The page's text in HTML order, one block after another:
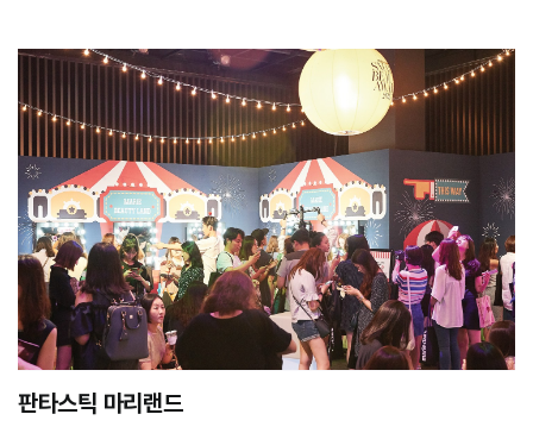
판타스틱 마리랜드